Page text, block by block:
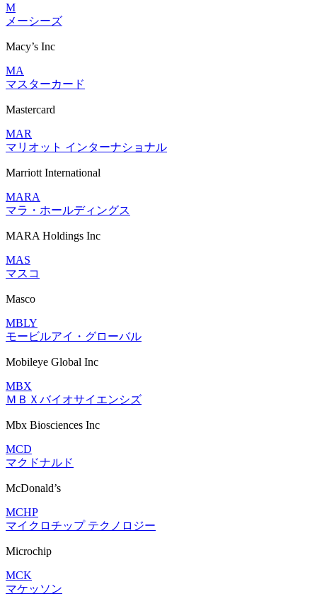
M
メーシーズ
Macy’s Inc
MA
マスターカード
Mastercard
MAR
マリオット インターナショナル
Marriott International
MARA
マラ・ホールディングス
MARA Holdings Inc
MAS
マスコ
Masco
MBLY
モービルアイ・グローバル
Mobileye Global Inc
MBX
ＭＢＸバイオサイエンシズ
Mbx Biosciences Inc
MCD
マクドナルド
McDonald’s
MCHP
マイクロチップ テクノロジー
Microchip
MCK
マケッソン